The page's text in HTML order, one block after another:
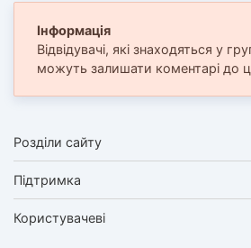
Інформація
Відвідувачі, які знаходяться у
можуть залишати коментарі до
Розділи сайту
Підтримка
Користувачеві